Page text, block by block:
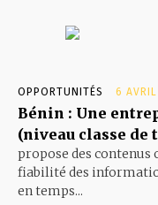
OPPORTUNITÉS 6
Bénin : Une
(niveau classe de
propose des contenus
fiabilité des
en temps...